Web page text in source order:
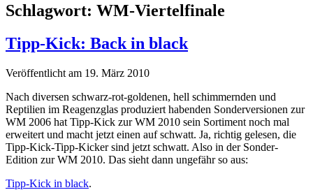
Schlagwort: WM-Viertelfinale
Tipp-Kick: Back in black
Veröffentlicht am 19. März 2010
Nach diversen schwarz-rot-goldenen, hell schimmernden und
Reptilien im Reagenzglas produziert habenden Sonderversionen zur
WM 2006 hat Tipp-Kick zur WM 2010 sein Sortiment noch mal
erweitert und macht jetzt einen auf schwatt. Ja, richtig gelesen, die
Tipp-Kick-Tipp-Kicker sind jetzt schwatt. Also in der Sonder-
Edition zur WM 2010. Das sieht dann ungefähr so aus:
Tipp-Kick in black.